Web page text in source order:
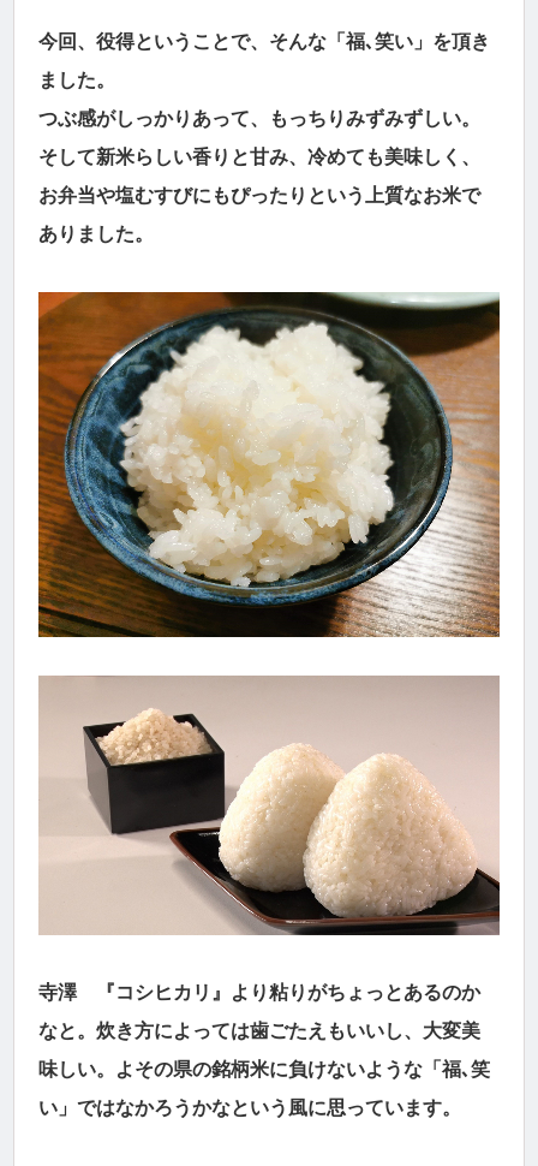
今回、役得ということで、そんな「福､笑い」を頂き
ました。
つぶ感がしっかりあって、もっちりみずみずしい。
そして新米らしい香りと甘み、冷めても美味しく、
お弁当や塩むすびにもぴったりという上質なお米で
ありました。
寺澤 『コシヒカリ』より粘りがちょっとあるのか
なと。炊き方によっては歯ごたえもいいし、大変美
味しい。よその県の銘柄米に負けないような「福､笑
い」ではなかろうかなという風に思っています。